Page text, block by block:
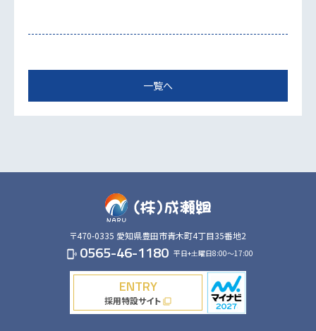
一覧へ
〒470-0335 愛知県豊田市青木町4丁目35番地2
phonelink_ring 0565-46-1180 平日+土曜日8:00～17:00
ENTRY
採用特設サイトfilter_none